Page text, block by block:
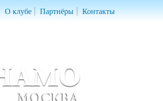
О клубе Партнёры Контакты